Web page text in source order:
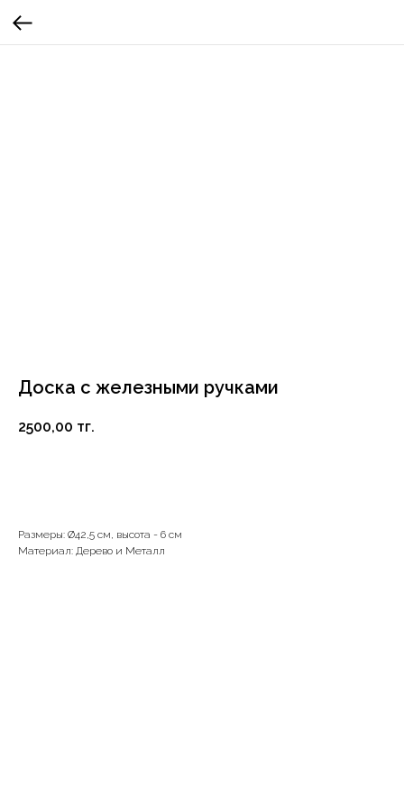
Доска с железными ручками
2500,00 тг.
Размеры: Ø42,5 см, высота - 6 см
Материал: Дерево и Металл